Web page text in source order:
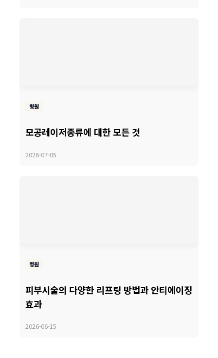
병원
모공레이저종류에 대한 모든 것
2026-07-05
병원
피부시술의 다양한 리프팅 방법과 안티에이징
효과
2026-06-15